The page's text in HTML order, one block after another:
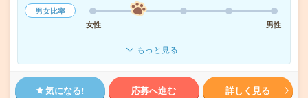
男女比率
女性
男性
もっと見る
気になる! 応募へ進む 詳しく見る